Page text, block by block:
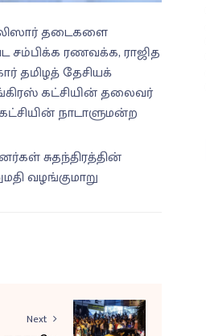
தடைகளை
சம்பிக்க ரணவக்க, ராஜித
தமிழத் தேசியக்
கட்சியின் தலைவர்
நாடாளுமன்ற
சுதந்திரத்தின்
வழங்குமாறு
Next